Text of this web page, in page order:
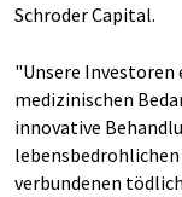
Schroder Capital.
"Unsere Investoren
medizinischen
innovative
verbundenen